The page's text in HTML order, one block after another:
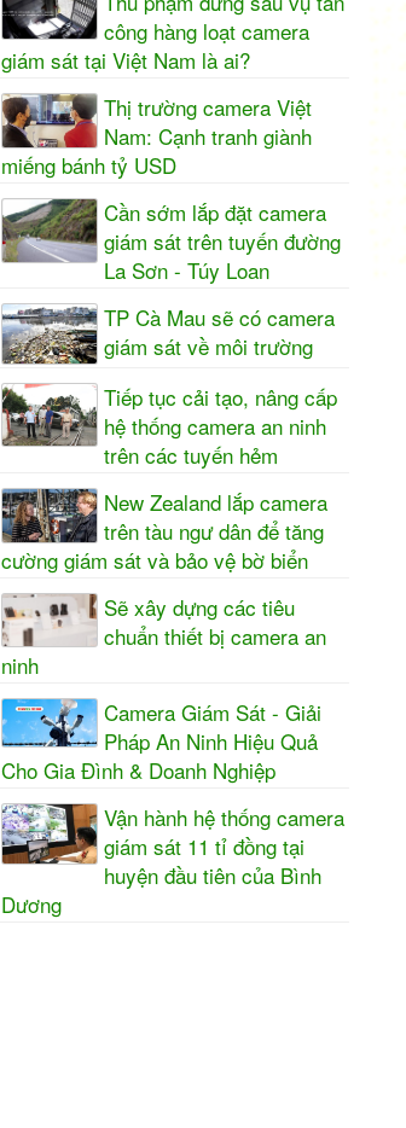
công hàng loạt camera
giám sát tại Việt Nam là ai?
Thị trường camera Việt
Nam: Cạnh tranh giành
miếng bánh tỷ USD
Cần sớm lắp đặt camera
giám sát trên tuyến đường
La Sơn - Túy Loan
TP Cà Mau sẽ có camera
giám sát về môi trường
Tiếp tục cải tạo, nâng cấp
hệ thống camera an ninh
trên các tuyến hẻm
New Zealand lắp camera
trên tàu ngư dân để tăng
cường giám sát và bảo vệ bờ biển
Sẽ xây dựng các tiêu
chuẩn thiết bị camera an
ninh
Camera Giám Sát - Giải
Pháp An Ninh Hiệu Quả
Cho Gia Đình & Doanh Nghiệp
Vận hành hệ thống camera
giám sát 11 tỉ đồng tại
huyện đầu tiên của Bình
Dương